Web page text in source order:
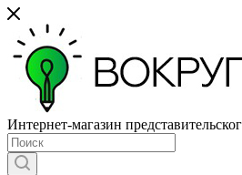
Интернет-магазин